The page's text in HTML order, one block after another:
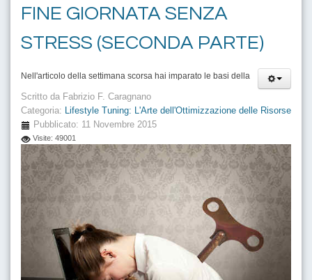
FINE GIORNATA SENZA
STRESS (SECONDA PARTE)
Scritto da Fabrizio F. Caragnano
Categoria: Lifestyle Tuning: L'Arte dell'Ottimizzazione delle Risorse
Pubblicato: 11 Novembre 2015
Visite: 49001
Nell'articolo della settimana scorsa hai imparato le basi della